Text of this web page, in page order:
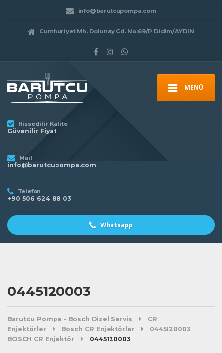
info@barutcupompa.com
Cumhuriyet Mh. Dolunay Cd. No:69/P Didim/AYDIN
MENÜ
Hissedilir Kalite
Güvenilir Fiyat
Mail
info@barutcupompa.com
Telefon
+90 506 624 88 03
Whatsapp
0445120003
Barutcu Pompa - Bosch Dizel Servis
CR
Enjektörler
Bosch CR Enjektörler
0445120003
BOSCH CR Enjektör
0445120003